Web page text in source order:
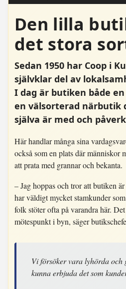
Den lilla
det stora
Sedan 1950 har Coop i
självklar del av
I dag är butiken både
en välsorterad närbutik
själva är med och
Här handlar många sina
också som en plats där människor
att prata med grannar och bekanta.
– Jag hoppas och tror att butiken
har väldigt mycket stamkunder
folk stöter ofta på varandra här.
mötespunkt i byn, säger
Vi försöker vara lyhörda och
kunna erbjuda det som